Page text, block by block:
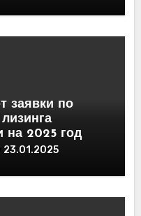
заявки по
на 2025 год
23.01.2025